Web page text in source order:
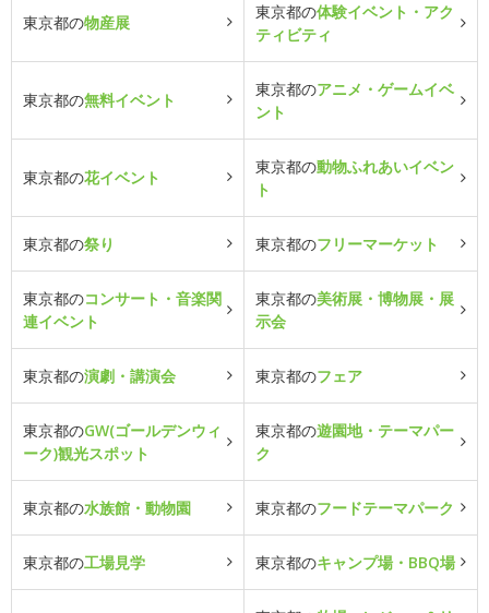
東京都の物産展
東京都の体験イベント・アク
ティビティ
東京都の無料イベント
東京都のアニメ・ゲームイベ
ント
東京都の花イベント
東京都の動物ふれあいイベン
ト
東京都の祭り 東京都のフリーマーケット
東京都のコンサート・音楽関
連イベント
東京都の美術展・博物展・展
示会
東京都の演劇・講演会 東京都のフェア
東京都のGW(ゴールデンウィ
ーク)観光スポット
東京都の遊園地・テーマパー
ク
東京都の水族館・動物園 東京都のフードテーマパーク
東京都の工場見学 東京都のキャンプ場・BBQ場